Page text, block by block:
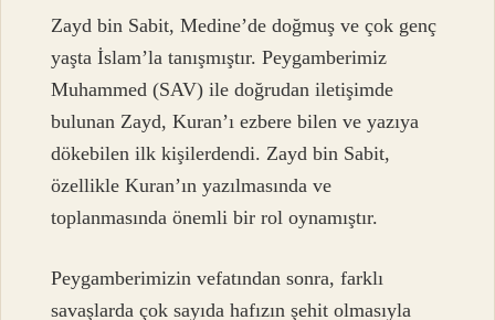
Zayd bin Sabit, Medine’de doğmuş ve çok genç
yaşta İslam’la tanışmıştır. Peygamberimiz
Muhammed (SAV) ile doğrudan iletişimde
bulunan Zayd, Kuran’ı ezbere bilen ve yazıya
dökebilen ilk kişilerdendi. Zayd bin Sabit,
özellikle Kuran’ın yazılmasında ve
toplanmasında önemli bir rol oynamıştır.
Peygamberimizin vefatından sonra, farklı
savaşlarda çok sayıda hafızın şehit olmasıyla